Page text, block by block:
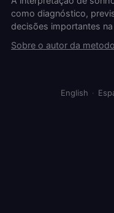
como diagnóstico,
decisões importantes na
Sobre o autor da
English ·